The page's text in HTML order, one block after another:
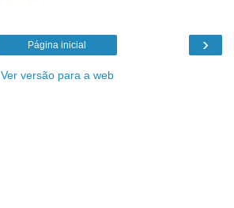
›
Página inicial
Ver versão para a web